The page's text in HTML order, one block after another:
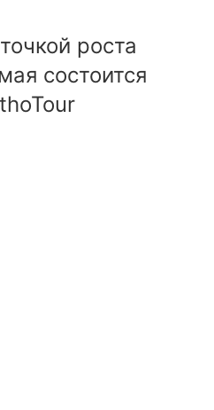
роста
состоится